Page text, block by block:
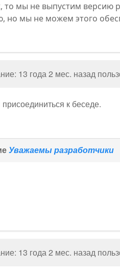
то мы не выпустим
но мы не можем этого
13 года 2 мес. назад
к беседе.
Уважаемы разработчики
13 года 2 мес. назад